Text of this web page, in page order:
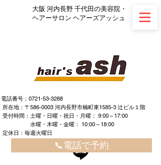
大阪 河内長野 千代田の美容院・
ヘアーサロン ヘアーズアッシュ
電話番号：0721-53-3288
所在地：〒586-0003 河内長野市楠町東1585-3 辻ビル１階
​ ​受付時間：土曜・日曜・祝日・月曜： 9:00～17:00
水曜・木曜・金曜： 10:00～18:00
定休日：毎週火曜日
📞電話で予約